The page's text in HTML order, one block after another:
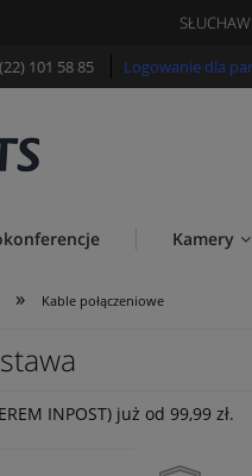
22) 101 58 85 Logowanie dla
Kamery
» Kable połączeniowe
INPOST) już od 99,99 zł.